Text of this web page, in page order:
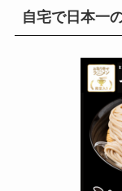
自宅で日本一